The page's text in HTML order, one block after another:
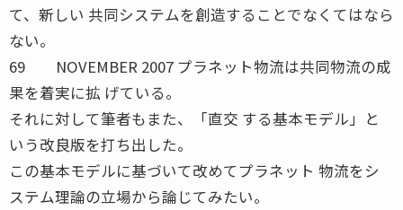
て、新しい 共同システムを創造することでなくてはなら
ない。
69 NOVEMBER 2007 プラネット物流は共同物流の成
果を着実に拡 げている。
それに対して筆者もまた、「直交 する基本モデル」と
いう改良版を打ち出した。
この基本モデルに基づいて改めてプラネット 物流をシ
ステム理論の立場から論じてみたい。